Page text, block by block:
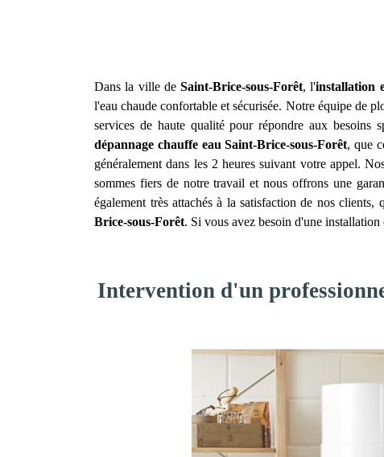
Dans la ville deSaint-Brice-sous-Forêt, l'installation
l'eau chaude confortable et sécurisée. Notre équipe de
services de haute qualité pour répondre aux besoins
dépannage chauffe eau Saint-Brice-sous-Forêt, que
généralement dans les 2 heures suivant votre appel.
sommes fiers de notre travail et nous offrons une
également très attachés à la satisfaction de nos
Brice-sous-Forêt. Si vous avez besoin d'une
Intervention d'un